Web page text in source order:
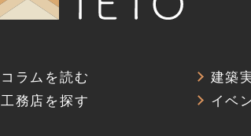
コラムを読む
建築
工務店を探す
イベ